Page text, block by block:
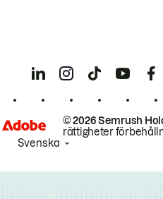
© 2026 Semrush
rättigheter
Svenska